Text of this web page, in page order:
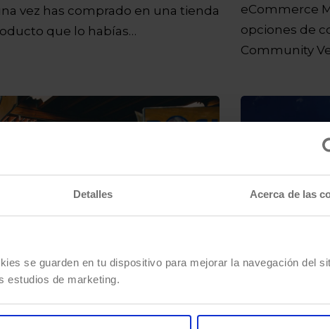
Detalles Acerca de las
se guarden en tu dispositivo para mejorar la navegación del
estudios de marketing.
vez has comprado en una tienda
que lo habías…
eCommerce
opciones de
Community
tu Marketplace con
Commerce Cloud
SAP